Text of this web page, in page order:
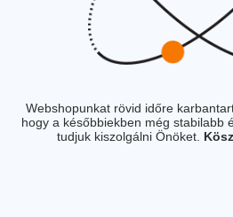
Webshopunkat rövid időre
hogy a későbbiekben még stabilabb
tudjuk kiszolgálni Önöket.